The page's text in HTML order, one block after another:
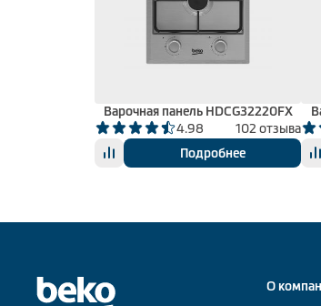
Варочная панель HDCG32220FX
4.98
102 отзыва
Подробнее
О